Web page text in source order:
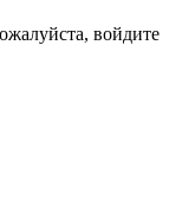
войдите